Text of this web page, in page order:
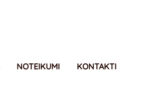
NOTEIKUMI KONTAKTI